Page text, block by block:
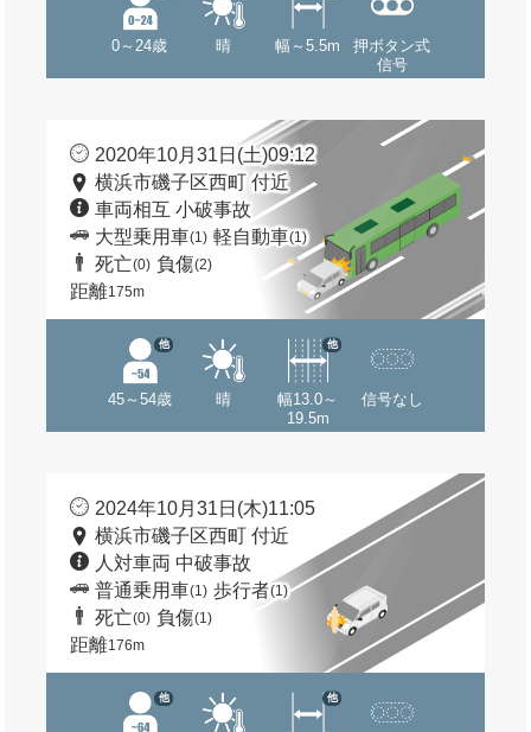
0～24歳 晴 幅～5.5m
押ボタン式
信号
2020年10月31日(土)09:12
横浜市磯子区西町 付近
車両相互 小破事故
大型乗用車(1) 軽自動車(1)
死亡(0) 負傷(2)
距離175m
45～54歳
他
晴
幅13.0～
19.5m
他
信号なし
2024年10月31日(木)11:05
横浜市磯子区西町 付近
人対車両 中破事故
普通乗用車(1) 歩行者(1)
死亡(0) 負傷(1)
距離176m
他 他